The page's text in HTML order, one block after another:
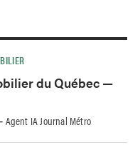
du Québec —
- Agent IA Journal Métro